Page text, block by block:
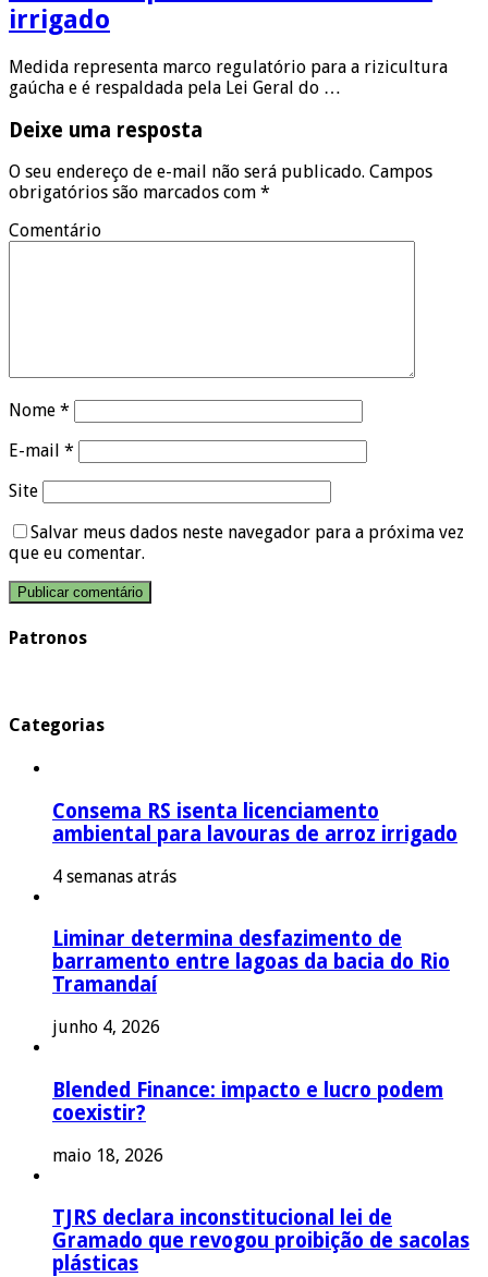
irrigado
Medida representa marco regulatório para a rizicultura
gaúcha e é respaldada pela Lei Geral do …
Deixe uma resposta
O seu endereço de e-mail não será publicado. Campos
obrigatórios são marcados com *
Comentário
Nome *
E-mail *
Site
Salvar meus dados neste navegador para a próxima vez
que eu comentar.
Patronos
Categorias
Consema RS isenta licenciamento
ambiental para lavouras de arroz irrigado
4 semanas atrás
Liminar determina desfazimento de
barramento entre lagoas da bacia do Rio
Tramandaí
junho 4, 2026
Blended Finance: impacto e lucro podem
coexistir?
maio 18, 2026
TJRS declara inconstitucional lei de
Gramado que revogou proibição de sacolas
plásticas